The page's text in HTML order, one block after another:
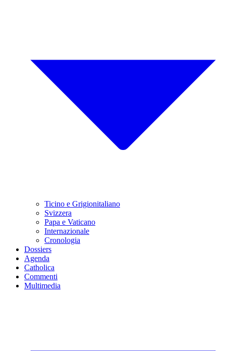
Ticino e Grigionitaliano
Svizzera
Papa e Vaticano
Internazionale
Cronologia
Dossiers
Agenda
Catholica
Commenti
Multimedia